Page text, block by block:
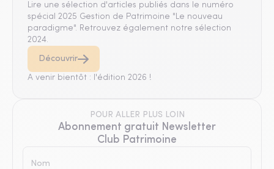
Lire une sélection d'articles publiés dans le numéro
spécial 2025 Gestion de Patrimoine "Le nouveau
paradigme". Retrouvez également notre sélection
2024.
Découvrir
A venir bientôt : l'édition 2026 !
POUR ALLER PLUS LOIN
Abonnement gratuit Newsletter
Club Patrimoine